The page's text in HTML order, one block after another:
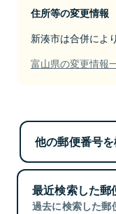
住所等の変更情報
新湊市は合併によ
富山県の変更情報
他の郵便番号
最近検索した郵
過去に検索した郵